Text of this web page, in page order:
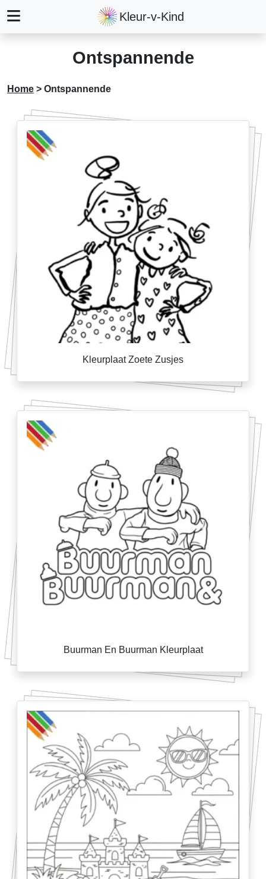
Kleur-v-Kind
Ontspannende
Home > Ontspannende
Kleurplaat Zoete Zusjes
Buurman En Buurman Kleurplaat